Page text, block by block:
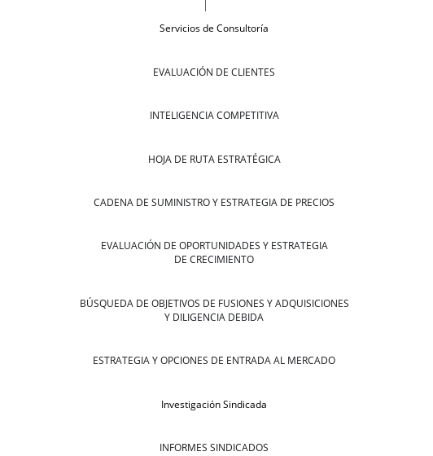
Servicios de Consultoría
EVALUACIÓN DE CLIENTES
INTELIGENCIA COMPETITIVA
HOJA DE RUTA ESTRATÉGICA
CADENA DE SUMINISTRO Y ESTRATEGIA DE PRECIOS
EVALUACIÓN DE OPORTUNIDADES Y ESTRATEGIA
DE CRECIMIENTO
BÚSQUEDA DE OBJETIVOS DE FUSIONES Y ADQUISICIONES
Y DILIGENCIA DEBIDA
ESTRATEGIA Y OPCIONES DE ENTRADA AL MERCADO
Investigación Sindicada
INFORMES SINDICADOS